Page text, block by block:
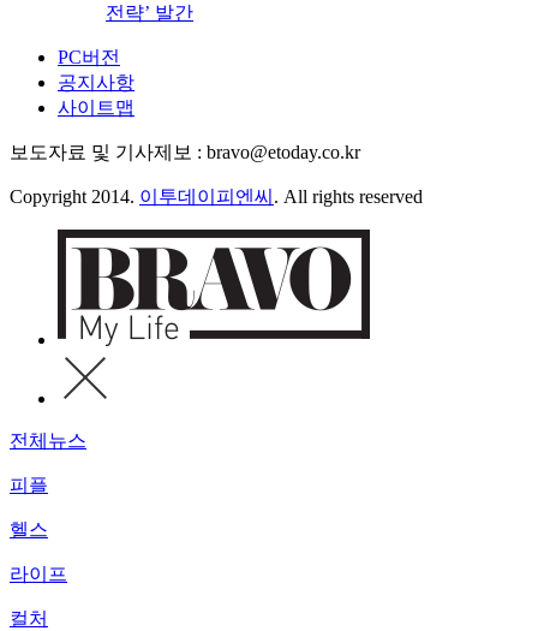
전략’ 발간
PC버전
공지사항
사이트맵
보도자료 및 기사제보 : bravo@etoday.co.kr
Copyright 2014. 이투데이피엔씨 . All rights reserved
전체뉴스
피플
헬스
라이프
컬처